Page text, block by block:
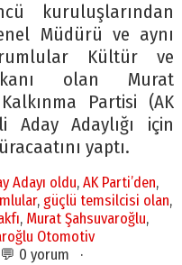
kuruluşlarından
Müdürü ve aynı
Kültür ve
olan Murat
Partisi (AK
Aday Adaylığı için
yaptı.
Adayı oldu,AK Parti’den,
, güçlü temsilcisi olan,
, Murat Şahsuvaroğlu,
Otomotiv
0 yorum ·